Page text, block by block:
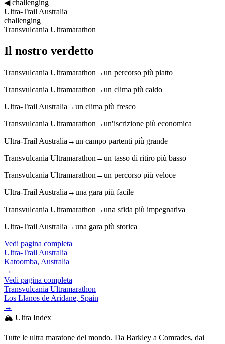
◀challenging
Ultra-Trail Australia
challenging
Transvulcania Ultramarathon
Il nostro verdetto
Transvulcania Ultramarathon →un percorso più piatto
Transvulcania Ultramarathon →un clima più caldo
Ultra-Trail Australia →un clima più fresco
Transvulcania Ultramarathon →un'iscrizione più economica
Ultra-Trail Australia →un campo partenti più grande
Transvulcania Ultramarathon →un tasso di ritiro più basso
Transvulcania Ultramarathon →un percorso più veloce
Ultra-Trail Australia →una gara più facile
Transvulcania Ultramarathon →una sfida più impegnativa
Ultra-Trail Australia →una gara più storica
Vedi pagina completa
Ultra-Trail Australia
Katoomba, Australia
→
Vedi pagina completa
Transvulcania Ultramarathon
Los Llanos de Aridane, Spain
→
🏔️ Ultra Index
Tutte le ultra maratone del mondo. Da Barkley a Comrades, dai